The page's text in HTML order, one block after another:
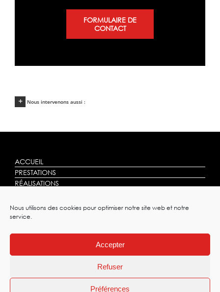
Nous utilisons des cookies pour optimiser notre site web et notre
service.
Accepter
Refuser
Préférences
FORMULAIRE DE
CONTACT
Nous intervenons aussi :
ACCUEIL
PRESTATIONS
RÉALISATIONS
CONTACT
MENTIONS LÉGALES
|